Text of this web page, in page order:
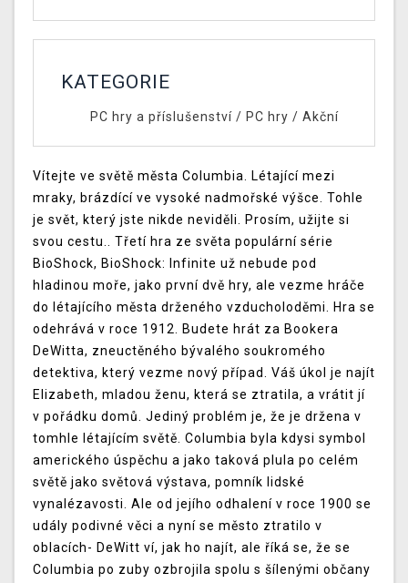
KATEGORIE
PC hry a příslušenství/ PC hry / Akční
Vítejte ve světě města Columbia. Létající mezi
mraky, brázdící ve vysoké nadmořské výšce. Tohle
je svět, který jste nikde neviděli. Prosím, užijte si
svou cestu.. Třetí hra ze světa populární série
BioShock, BioShock: Infinite už nebude pod
hladinou moře, jako první dvě hry, ale vezme hráče
do létajícího města drženého vzducholoděmi. Hra se
odehrává v roce 1912. Budete hrát za Bookera
DeWitta, zneuctěného bývalého soukromého
detektiva, který vezme nový případ. Váš úkol je najít
Elizabeth, mladou ženu, která se ztratila, a vrátit jí
v pořádku domů. Jediný problém je, že je držena v
tomhle létajícím světě. Columbia byla kdysi symbol
amerického úspěchu a jako taková plula po celém
světě jako světová výstava, pomník lidské
vynalézavosti. Ale od jejího odhalení v roce 1900 se
udály podivné věci a nyní se město ztratilo v
oblacích- DeWitt ví, jak ho najít, ale říká se, že se
Columbia po zuby ozbrojila spolu s šílenými občany